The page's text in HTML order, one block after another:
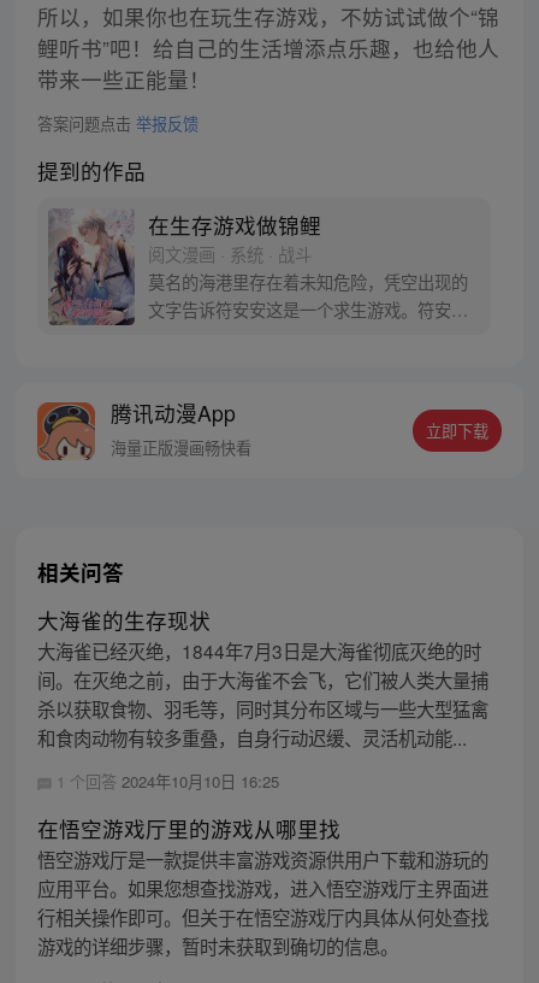
所以，如果你也在玩生存游戏，不妨试试做个“锦
鲤听书”吧！给自己的生活增添点乐趣，也给他人
带来一些正能量！
答案问题点击 举报反馈
提到的作品
在生存游戏做锦鲤
阅文漫画 · 系统 · 战斗
莫名的海港里存在着未知危险，凭空出现的
文字告诉符安安这是一个求生游戏。符安安
水……符安安究竟应该如何在各种天灾人
祸、资源紧缺的环境中活下来？
腾讯动漫App
海量正版漫画畅快看
立即下载
相关问答
大海雀的生存现状
大海雀已经灭绝，1844年7月3日是大海雀彻底灭绝的时
间。在灭绝之前，由于大海雀不会飞，它们被人类大量捕
杀以获取食物、羽毛等，同时其分布区域与一些大型猛禽
和食肉动物有较多重叠，自身行动迟缓、灵活机动能...
1 个回答 2024年10月10日 16:25
在悟空游戏厅里的游戏从哪里找
悟空游戏厅是一款提供丰富游戏资源供用户下载和游玩的
应用平台。如果您想查找游戏，进入悟空游戏厅主界面进
行相关操作即可。但关于在悟空游戏厅内具体从何处查找
游戏的详细步骤，暂时未获取到确切的信息。